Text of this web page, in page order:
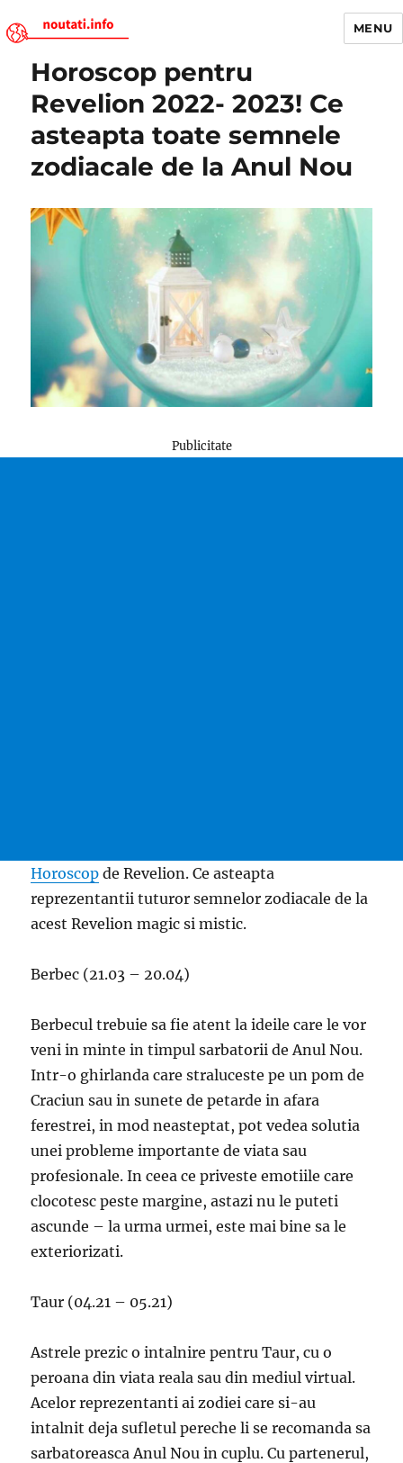
Noutati.Info
MENU
Horoscop pentru
Revelion 2022- 2023! Ce
asteapta toate semnele
zodiacale de la Anul Nou
Publicitate
Horoscop de Revelion. Ce asteapta
reprezentantii tuturor semnelor zodiacale de la
acest Revelion magic si mistic.
Berbec (21.03 – 20.04)
Berbecul trebuie sa fie atent la ideile care le vor
veni in minte in timpul sarbatorii de Anul Nou.
Intr-o ghirlanda care straluceste pe un pom de
Craciun sau in sunete de petarde in afara
ferestrei, in mod neasteptat, pot vedea solutia
unei probleme importante de viata sau
profesionale. In ceea ce priveste emotiile care
clocotesc peste margine, astazi nu le puteti
ascunde – la urma urmei, este mai bine sa le
exteriorizati.
Taur (04.21 – 05.21)
Astrele prezic o intalnire pentru Taur, cu o
peroana din viata reala sau din mediul virtual.
Acelor reprezentanti ai zodiei care si-au
intalnit deja sufletul pereche li se recomanda sa
sarbatoreasca Anul Nou in cuplu. Cu partenerul,